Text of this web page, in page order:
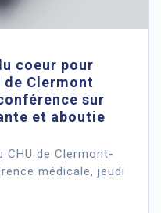
coeur pour
de Clermont
sur
et aboutie
CHU de Clermont-
médicale, jeudi